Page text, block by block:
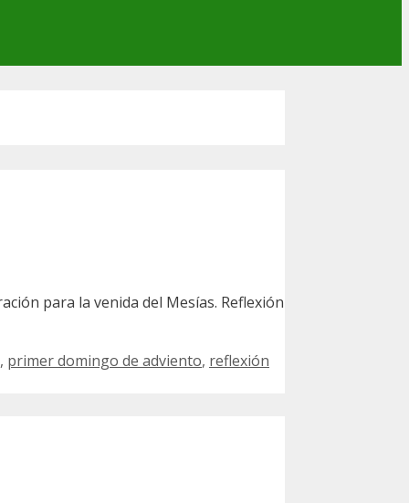
para la venida del Mesías. Reflexión
, primer domingo de adviento, reflexión